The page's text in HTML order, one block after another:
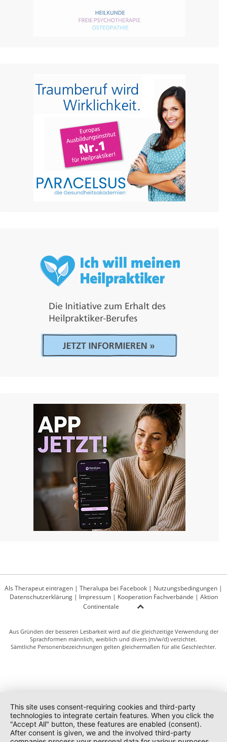
Als Therapeut eintragen | Theralupa bei Facebook | Nutzungsbedingungen |
Datenschutzerklärung| Impressum| Kooperation Fachverbände | Aktion
Continentale
Aus Gründen der besseren Lesbarkeit wird auf die gleichzeitige Verwendung der
Sprachformen männlich, weiblich und divers (m/w/d) verzichtet.
Sämtliche Personenbezeichnungen gelten gleichermaßen für alle Geschlechter.
This site uses consent-requiring cookies and third-party
technologies to integrate certain features. When you click the
"Accept All" button, these features are enabled (consent).
After consent is given, we and the involved third-party